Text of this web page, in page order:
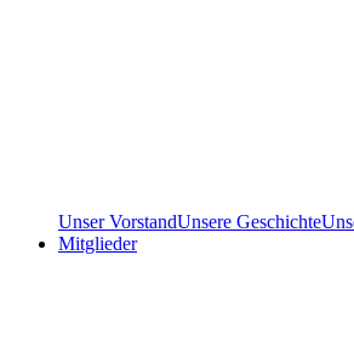
Unser VorstandUnsere Geschichte
Mitglieder